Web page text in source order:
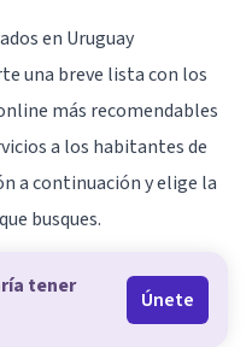
en Uruguay
una breve lista con los
más recomendables
a los habitantes de
a continuación y elige la
busques.
tener
Únete